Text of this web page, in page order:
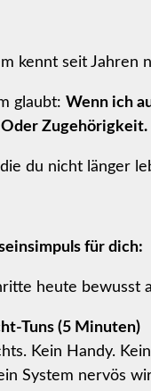
kennt seit Jahren
glaubt: Wenn ich
Zugehörigkeit.
du nicht länger
für dich:
heute bewusst
Tuns (5 Minuten)
Kein Handy.
System nervös